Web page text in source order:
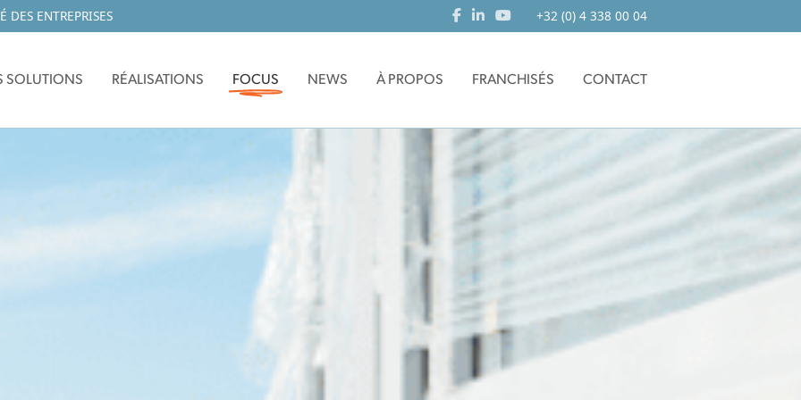
ENTREPRISES +32 (0) 4 338 00 04
SOLUTIONS RÉALISATIONS FOCUS NEWS À PROPOS FRANCHISÉS CONTACT